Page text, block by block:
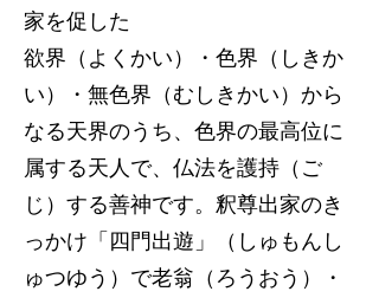
家を促した
欲界（よくかい）・色界（しきか
い）・無色界（むしきかい）から
なる天界のうち、色界の最高位に
属する天人で、仏法を護持（ご
じ）する善神です。釈尊出家のき
っかけ「四門出遊」（しゅもんし
ゅつゆう）で老翁（ろうおう）・